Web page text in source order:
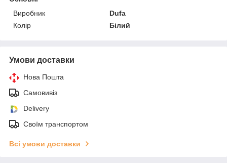
Виробник
Dufa
Колір
Білий
Умови доставки
Нова Пошта
Самовивіз
Delivery
Своїм транспортом
Всі умови доставки